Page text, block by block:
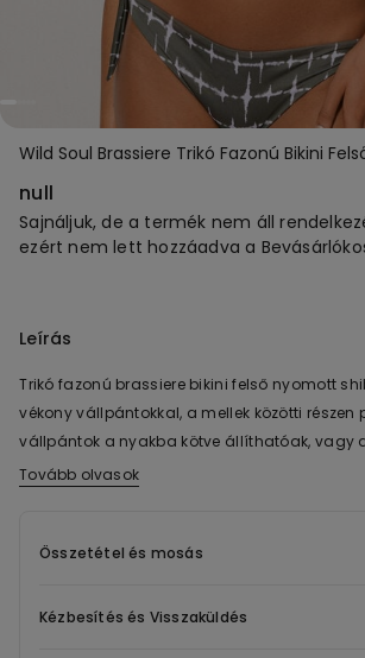
Wild Soul Brassiere Trikó Fazonú Bikini
null
Sajnáljuk, de a termék nem áll
ezért nem lett hozzáadva a
Leírás
Trikó fazonú brassiere bikini felső nyomott
vékony vállpántokkal, a mellek közötti részen
vállpántok a nyakba kötve állíthatóak, vagy
bújtató nyílással a hátpánthoz rögzíthetők. A
Tovább olvasok
Összetétel és mosás
Kézbesítés és Visszaküldés